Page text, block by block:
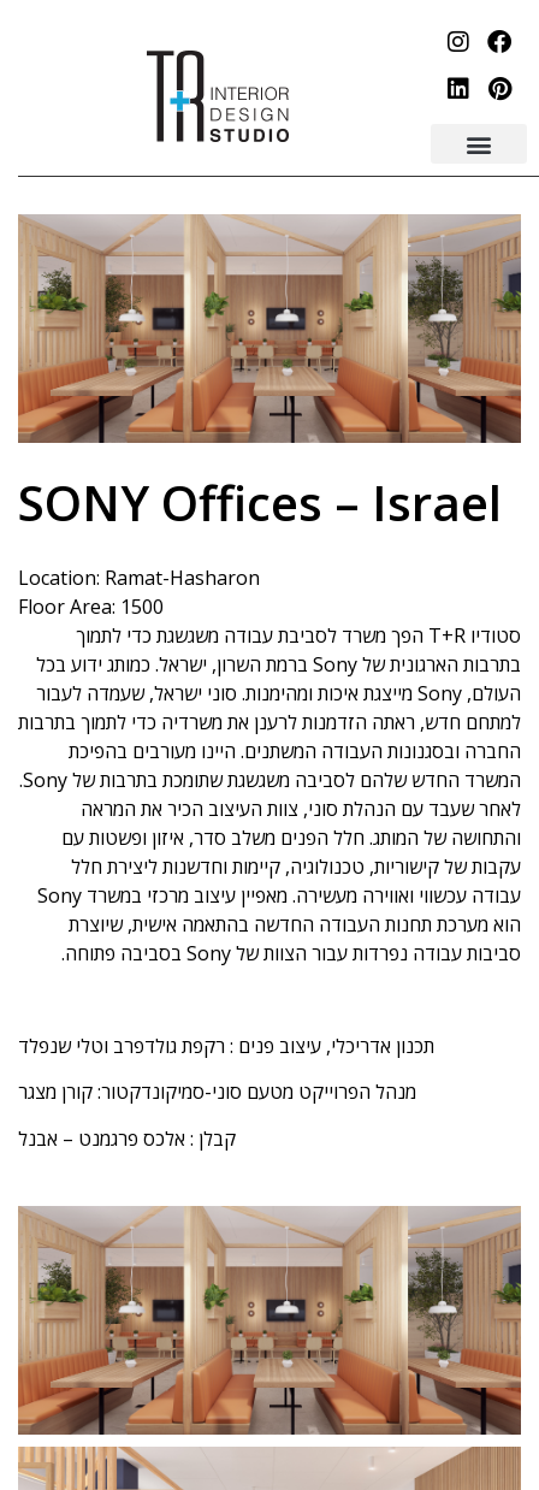
SONY Offices – Israel
Location: Ramat-Hasharon
Floor Area: 1500
סטודיו T+R הפך משרד לסביבת עבודה משגשגת כדי לתמוך
בתרבות הארגונית של Sony ברמת השרון, ישראל. כמותג ידוע בכל
העולם, Sony מייצגת איכות ומהימנות. סוני ישראל, שעמדה לעבור
למתחם חדש, ראתה הזדמנות לרענן את משרדיה כדי לתמוך בתרבות
החברה ובסגנונות העבודה המשתנים. היינו מעורבים בהפיכת
המשרד החדש שלהם לסביבה משגשגת שתומכת בתרבות של Sony.
לאחר שעבד עם הנהלת סוני, צוות העיצוב הכיר את המראה
והתחושה של המותג. חלל הפנים משלב סדר, איזון ופשטות עם
עקבות של קישוריות, טכנולוגיה, קיימות וחדשנות ליצירת חלל
עבודה עכשווי ואווירה מעשירה. מאפיין עיצוב מרכזי במשרד Sony
הוא מערכת תחנות העבודה החדשה בהתאמה אישית, שיוצרת
סביבות עבודה נפרדות עבור הצוות של Sony בסביבה פתוחה.
תכנון אדריכלי, עיצוב פנים : רקפת גולדפרב וטלי שנפלד
מנהל הפרוייקט מטעם סוני-סמיקונדקטור: קורן מצגר
קבלן : אלכס פרגמנט – אבנל